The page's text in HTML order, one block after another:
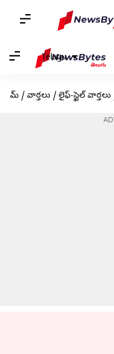
Telugu
హోమ్ / వార్తలు / లైఫ్-స్టైల్ వార్తలు